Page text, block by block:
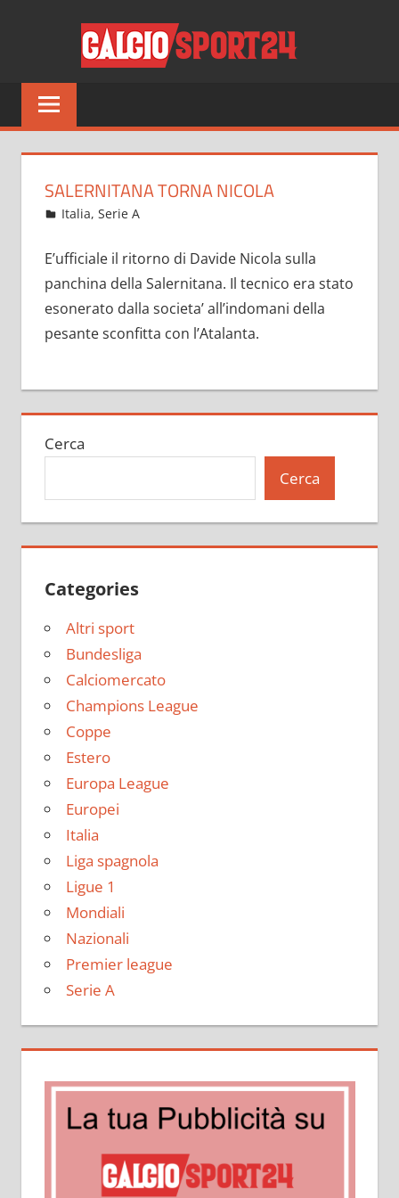
Tutto
sul
del
SALERNITANA TORNA NICOLA
Gennaio 19, 2023
admin
Italia,Serie A
E’ufficiale il ritorno di Davide Nicola sulla
panchina della Salernitana. Il tecnico era stato
esonerato dalla societa’ all’indomani della
pesante sconfitta con l’Atalanta.
Cerca
Cerca
Categories
Altri sport
Bundesliga
Calciomercato
Champions League
Coppe
Estero
Europa League
Europei
Italia
Liga spagnola
Ligue 1
Mondiali
Nazionali
Premier league
Serie A